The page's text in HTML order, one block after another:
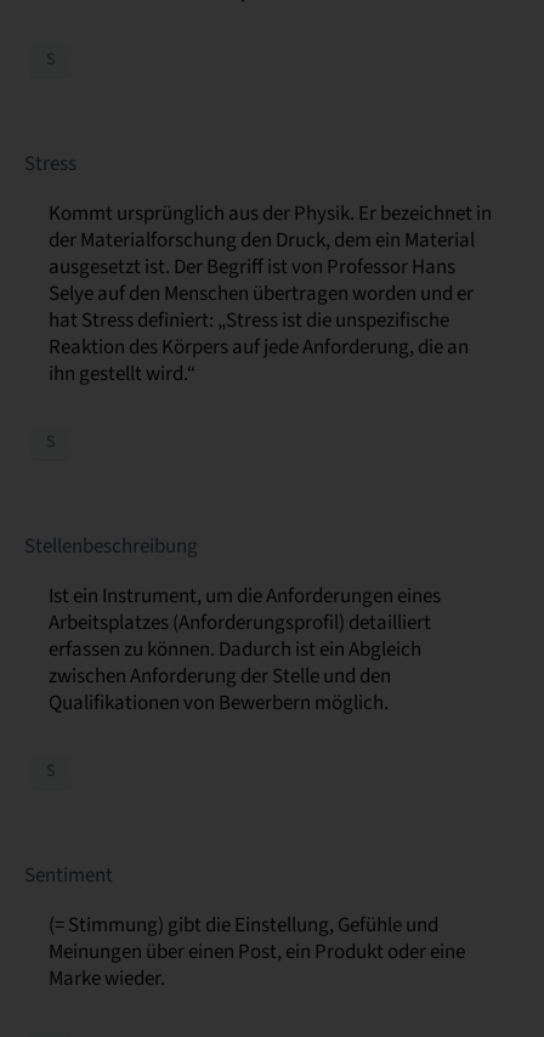
S
Stress
Kommt ursprünglich aus der Physik. Er bezeichnet in
der Materialforschung den Druck, dem ein Material
ausgesetzt ist. Der Begriff ist von Professor Hans
Selye auf den Menschen übertragen worden und er
hat Stress definiert: „Stress ist die unspezifische
Reaktion des Körpers auf jede Anforderung, die an
ihn gestellt wird.“
S
Stellenbeschreibung
Ist ein Instrument, um die Anforderungen eines
Arbeitsplatzes (Anforderungsprofil) detailliert
erfassen zu können. Dadurch ist ein Abgleich
zwischen Anforderung der Stelle und den
Qualifikationen von Bewerbern möglich.
S
Sentiment
(= Stimmung) gibt die Einstellung, Gefühle und
Meinungen über einen Post, ein Produkt oder eine
Marke wieder.